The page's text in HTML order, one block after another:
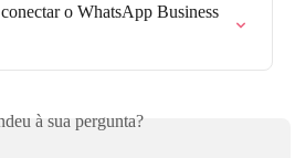
o WhatsApp Business
à sua pergunta?